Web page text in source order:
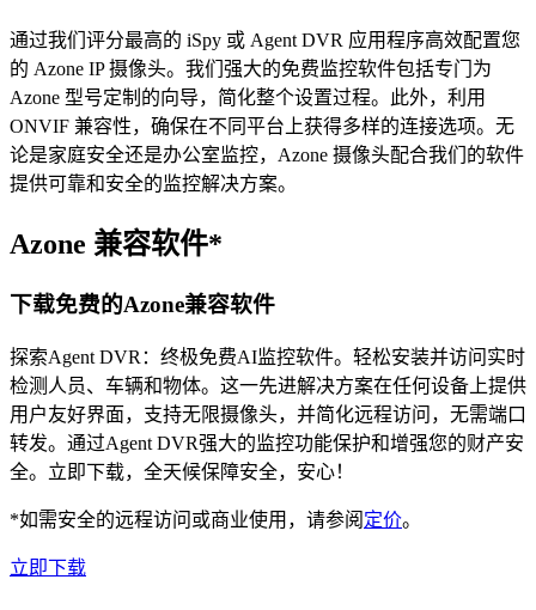
通过我们评分最高的 iSpy 或 Agent DVR 应用程序高效配置您
的 Azone IP 摄像头。我们强大的免费监控软件包括专门为
Azone 型号定制的向导，简化整个设置过程。此外，利用
ONVIF 兼容性，确保在不同平台上获得多样的连接选项。无
论是家庭安全还是办公室监控，Azone 摄像头配合我们的软件
提供可靠和安全的监控解决方案。
Azone 兼容软件*
下载免费的Azone兼容软件
探索Agent DVR：终极免费AI监控软件。轻松安装并访问实时
检测人员、车辆和物体。这一先进解决方案在任何设备上提供
用户友好界面，支持无限摄像头，并简化远程访问，无需端口
转发。通过Agent DVR强大的监控功能保护和增强您的财产安
全。立即下载，全天候保障安全，安心！
*如需安全的远程访问或商业使用，请参阅 定价。
立即下载